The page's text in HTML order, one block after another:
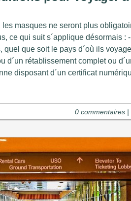
masques ne seront plus
ce qui suit s´applique désormais :
que soit le pays d´où ils
d´un rétablissement complet ou
disposant d´un certificat
0 commentaires |